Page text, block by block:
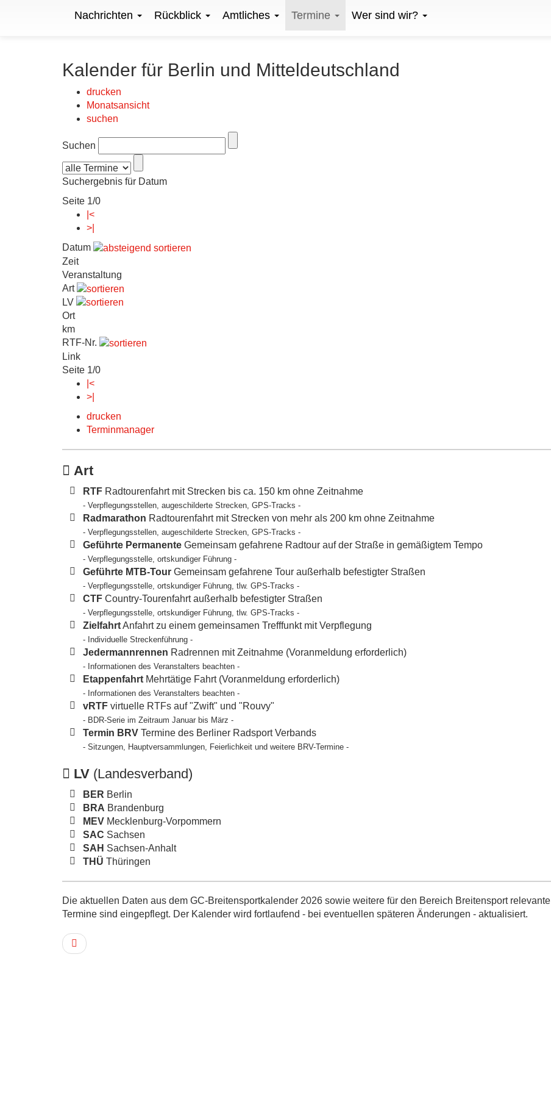
Nachrichten Rückblick Amtliches Termine Wer sind wir?
Kalender für Berlin und Mitteldeutschland
drucken
Monatsansicht
suchen
Suchen
Suchergebnis für Datum
Seite 1/0
|<
>|
Datum
Zeit
Veranstaltung
Art
LV
Ort
km
RTF-Nr.
Link
Seite 1/0
|<
>|
drucken
Terminmanager
Art
RTF Radtourenfahrt mit Strecken bis ca. 150 km ohne Zeitnahme
- Verpflegungsstellen, augeschilderte Strecken, GPS-Tracks -
Radmarathon Radtourenfahrt mit Strecken von mehr als 200 km ohne Zeitnahme
- Verpflegungsstellen, augeschilderte Strecken, GPS-Tracks -
Geführte Permanente Gemeinsam gefahrene Radtour auf der Straße in gemäßigtem Tempo
- Verpflegungsstelle, ortskundiger Führung -
Geführte MTB-Tour Gemeinsam gefahrene Tour außerhalb befestigter Straßen
- Verpflegungsstelle, ortskundiger Führung, tlw. GPS-Tracks -
CTF Country-Tourenfahrt außerhalb befestigter Straßen
- Verpflegungsstelle, ortskundiger Führung, tlw. GPS-Tracks -
ZielfahrtAnfahrt zu einem gemeinsamen Trefffunkt mit Verpflegung
- Individuelle Streckenführung -
Jedermannrennen Radrennen mit Zeitnahme (Voranmeldung erforderlich)
- Informationen des Veranstalters beachten -
Etappenfahrt Mehrtätige Fahrt (Voranmeldung erforderlich)
- Informationen des Veranstalters beachten -
vRTF virtuelle RTFs auf "Zwift" und "Rouvy"
- BDR-Serie im Zeitraum Januar bis März -
Termin BRV Termine des Berliner Radsport Verbands
- Sitzungen, Hauptversammlungen, Feierlichkeit und weitere BRV-Termine -
LV (Landesverband)
BER Berlin
BRA Brandenburg
MEV Mecklenburg-Vorpommern
SAC Sachsen
SAH Sachsen-Anhalt
THÜ Thüringen
Die aktuellen Daten aus dem GC-Breitensportkalender 2026 sowie weitere für den Bereich Breitensport relevante
Termine sind eingepflegt. Der Kalender wird fortlaufend - bei eventuellen späteren Änderungen - aktualisiert.